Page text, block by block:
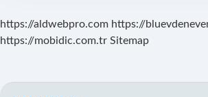
https://aldwebpro.com https://
https://mobidic.com.tr Sitemap